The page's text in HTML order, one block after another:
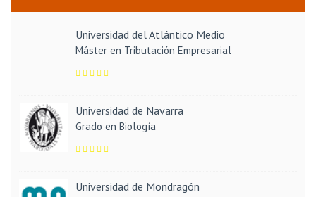
Universidad del Atlántico Medio
Máster en Tributación Empresarial
Universidad de Navarra
Grado en Biología
Universidad de Mondragón